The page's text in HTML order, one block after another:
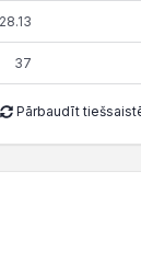
37
Pārbaudīt